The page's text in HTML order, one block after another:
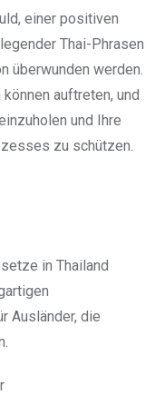
einer positiven
Thai-Phrasen
überwunden werden.
auftreten, und
und Ihre
zu schützen.
in Thailand
Ausländer, die